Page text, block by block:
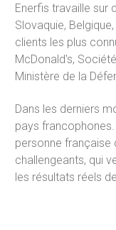
Enerfis travaille sur
Slovaquie,
clients les plus
McDonald's,
Ministère de la
Dans les derniers
pays
personne française
challengeants, qui
les résultats réels